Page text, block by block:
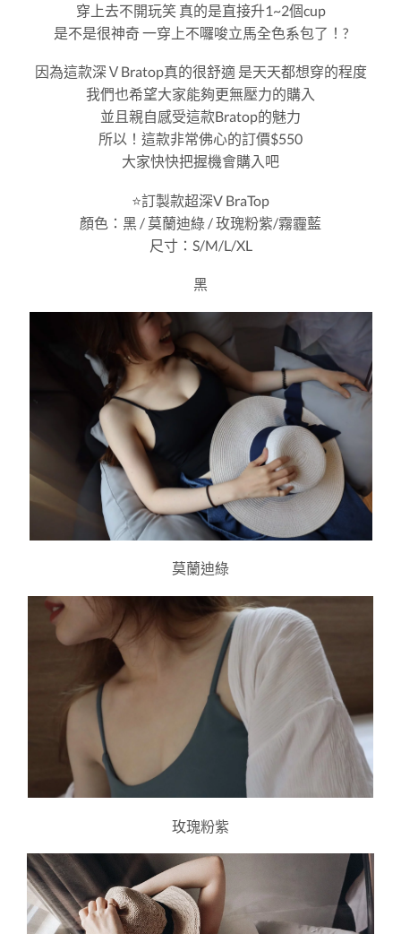
穿上去不開玩笑 真的是直接升1~2個cup
是不是很神奇 一穿上不囉唆立馬全色系包了！?
因為這款深ＶBratop真的很舒適 是天天都想穿的程度
我們也希望大家能夠更無壓力的購入
並且親自感受這款Bratop的魅力
所以！這款非常佛心的訂價$550
大家快快把握機會購入吧
⭐️訂製款超深V BraTop
顏色：黑 / 莫蘭迪綠 / 玫瑰粉紫/霧霾藍
尺寸：S/M/L/XL
黑
莫蘭迪綠
玫瑰粉紫